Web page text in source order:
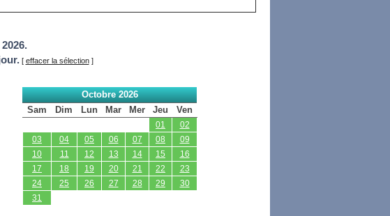
[ effacer la sélection]
Octobre 2026
Sam
Dim Lun Mar Mer Jeu Ven
01
02
03
04 05 06 07 08
09
10
11 12 13 14 15
16
17
18 19 20 21 22
23
24
25 26 27 28 29
30
31